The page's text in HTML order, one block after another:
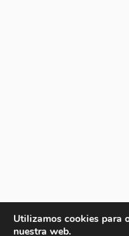
Utilizamos cookies para
nuestra web.